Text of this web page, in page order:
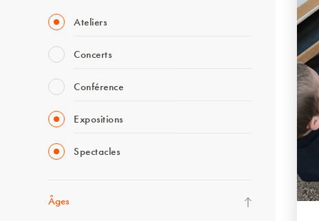
Ateliers
Concerts
Conférence
Expositions
Spectacles
Âges